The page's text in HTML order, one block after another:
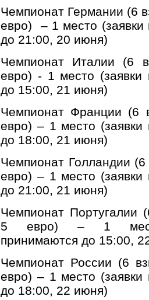
Чемпионат Германии (6
евро) – 1 место (заявки
до 21:00, 20 июня)
Чемпионат Италии (6
евро) - 1 место (заявки
до 15:00, 21 июня)
Чемпионат Франции (6
евро) – 1 место (заявки
до 18:00, 21 июня)
Чемпионат Голландии
евро) – 1 место (заявки
до 21:00, 21 июня)
Чемпионат Португалии
5 евро) – 1
принимаются до 15:00,
Чемпионат России (6
евро) – 1 место (заявки
до 18:00, 22 июня)